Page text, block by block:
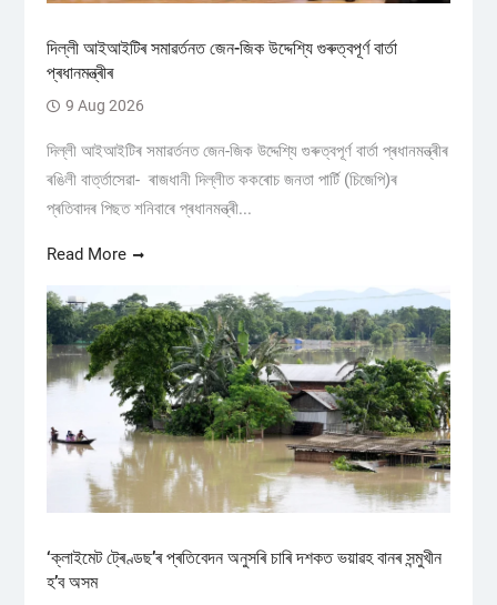
দিল্লী আইআইটিৰ সমাৱৰ্তনত জেন-জিক উদ্দেশ্যি গুৰুত্বপূৰ্ণ বাৰ্তা
প্ৰধানমন্ত্ৰীৰ
9 Aug 2026
দিল্লী আইআইটিৰ সমাৱৰ্তনত জেন-জিক উদ্দেশ্যি গুৰুত্বপূৰ্ণ বাৰ্তা প্ৰধানমন্ত্ৰীৰ
ৰঙিলী বাৰ্ত্তাসেৱা- ৰাজধানী দিল্লীত ককৰোচ জনতা পাৰ্টি (চিজেপি)ৰ
প্ৰতিবাদৰ পিছত শনিবাৰে প্ৰধানমন্ত্ৰী...
Read More
‘ক্লাইমেট ট্ৰেণ্ডছ’ৰ প্ৰতিবেদন অনুসৰি চাৰি দশকত ভয়াৱহ বানৰ সন্মুখীন
হ’ব অসম